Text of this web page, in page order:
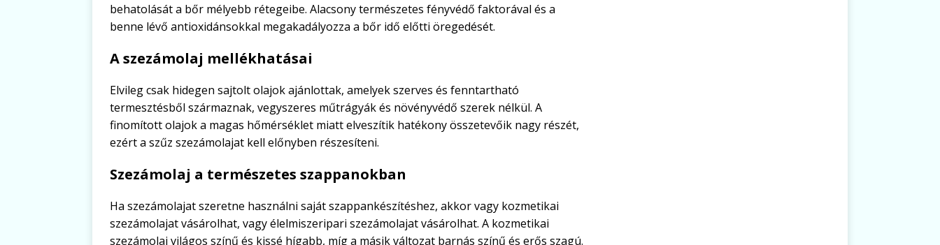
behatolását a bőr mélyebb rétegeibe. Alacsony természetes fényvédő faktorával és a
benne lévő antioxidánsokkal megakadályozza a bőr idő előtti öregedését.
A szezámolaj mellékhatásai
Elvileg csak hidegen sajtolt olajok ajánlottak, amelyek szerves és fenntartható
termesztésből származnak, vegyszeres műtrágyák és növényvédő szerek nélkül. A
finomított olajok a magas hőmérséklet miatt elveszítik hatékony összetevőik nagy részét,
ezért a szűz szezámolajat kell előnyben részesíteni.
Szezámolaj a természetes szappanokban
Ha szezámolajat szeretne használni saját szappankészítéshez, akkor vagy kozmetikai
szezámolajat vásárolhat, vagy élelmiszeripari szezámolajat vásárolhat. A kozmetikai
szezámolaj világos színű és kissé hígabb, míg a másik változat barnás színű és erős szagú.